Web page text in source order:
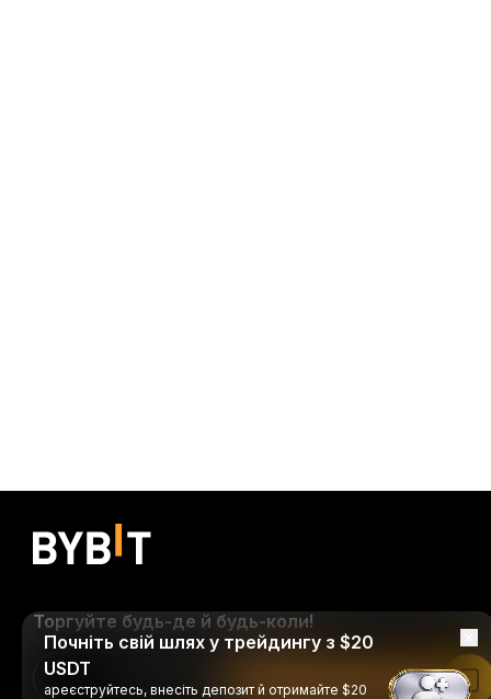
Торгуйте будь-де й будь-коли!
Download Bybit App
Почніть свій шлях у трейдингу з $20
USDT
ареєструйтесь, внесіть депозит й отримайте $20
Читати в застосунку Bybit